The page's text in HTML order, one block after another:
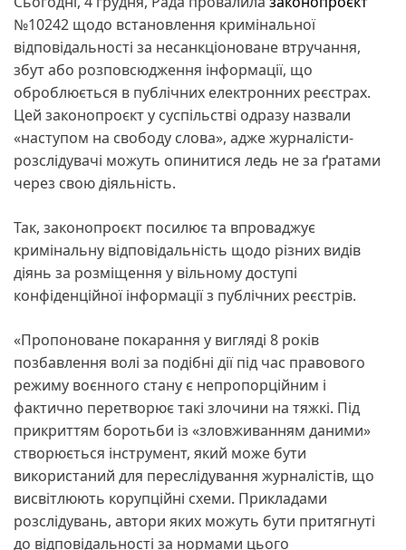
№10242 щодо встановлення кримінальної
відповідальності за несанкціоноване втручання,
збут або розповсюдження інформації, що
оброблюється в публічних електронних реєстрах.
Цей законопроєкт у суспільстві одразу назвали
«наступом на свободу слова», адже журналісти-
розслідувачі можуть опинитися ледь не за ґратами
через свою діяльність.
Так, законопроєкт посилює та впроваджує
кримінальну відповідальність щодо різних видів
діянь за розміщення у вільному доступі
конфіденційної інформації з публічних реєстрів.
«Пропоноване покарання у вигляді 8 років
позбавлення волі за подібні дії під час правового
режиму воєнного стану є непропорційним і
фактично перетворює такі злочини на тяжкі. Під
прикриттям боротьби із «зловживанням даними»
створюється інструмент, який може бути
використаний для переслідування журналістів, що
висвітлюють корупційні схеми. Прикладами
розслідувань, автори яких можуть бути притягнуті
до відповідальності за нормами цього